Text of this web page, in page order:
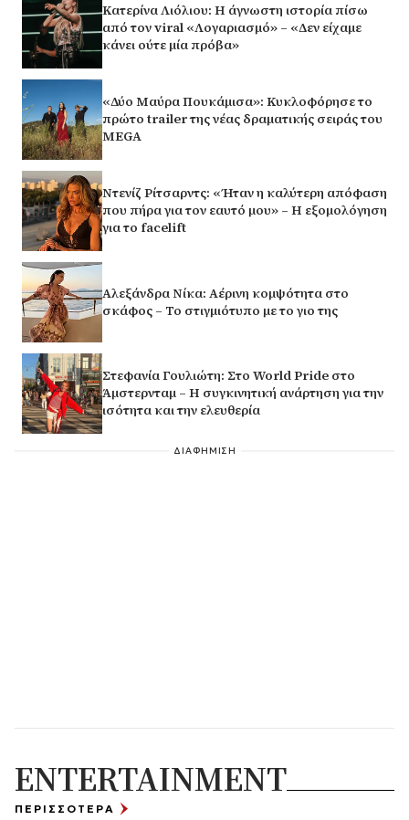
Κατερίνα Λιόλιου: Η άγνωστη ιστορία πίσω
από τον viral «Λογαριασμό» – «Δεν είχαμε
κάνει ούτε μία πρόβα»
«Δύο Μαύρα Πουκάμισα»: Κυκλοφόρησε το
πρώτο trailer της νέας δραματικής σειράς του
MEGA
Ντενίζ Ρίτσαρντς: «Ήταν η καλύτερη απόφαση
που πήρα για τον εαυτό μου» – Η εξομολόγηση
για το facelift
Αλεξάνδρα Νίκα: Αέρινη κομψότητα στο
σκάφος – Το στιγμιότυπο με το γιο της
Στεφανία Γουλιώτη: Στο World Pride στο
Άμστερνταμ – Η συγκινητική ανάρτηση για την
ισότητα και την ελευθερία
ΔΙΑΦΗΜΙΣΗ
ENTERTAINMENT
ΠΕΡΙΣΣΟΤΕΡΑ